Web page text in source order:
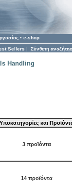
• e-shop
Sellers | Σύνθετη
Handling
Υποκατηγορίες και
3 προϊόντα
14 προϊόντα